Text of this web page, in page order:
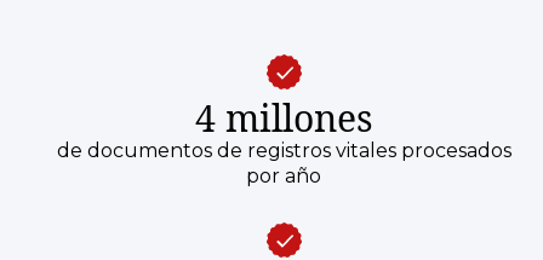
4 millones
de documentos de registros vitales procesados
por año